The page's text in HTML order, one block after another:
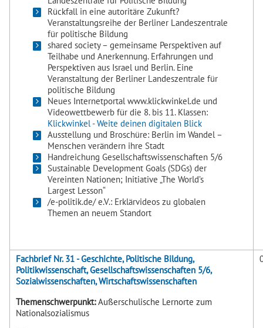
Rückfall in eine autoritäre Zukunft?
Veranstaltungsreihe der Berliner Landeszentrale
für politische Bildung
shared society – gemeinsame Perspektiven auf
Teilhabe und Anerkennung. Erfahrungen und
Perspektiven aus Israel und Berlin. Eine
Veranstaltung der Berliner Landeszentrale für
politische Bildung
Neues Internetportal www.klickwinkel.de und
Videowettbewerb für die 8. bis 11. Klassen:
Klickwinkel - Weite deinen digitalen Blick
Ausstellung und Broschüre: Berlin im Wandel –
Menschen verändern ihre Stadt
Handreichung Gesellschaftswissenschaften 5/6
Sustainable Development Goals (SDGs) der
Vereinten Nationen; Initiative „The World’s
Largest Lesson“
/e-politik.de/ e.V.: Erklärvideos zu globalen
Themen an neuem Standort
Fachbrief Nr. 31 - Geschichte, Politische Bildung,
Politikwissenschaft, Gesellschaftswissenschaften 5/6,
Sozialwissenschaften, Wirtschaftswissenschaften
Themenschwerpunkt:Außerschulische Lernorte zum
Nationalsozialismus